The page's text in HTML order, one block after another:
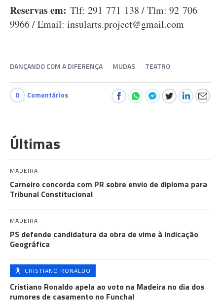
Reservas em: Tlf: 291 771 138 / Tlm: 92 706
9966 / Email: insularts.project@gmail.com
DANÇANDO COM A DIFERENÇA MUDAS TEATRO
0 Comentários
Últimas
MADEIRA
Carneiro concorda com PR sobre envio de diploma para
Tribunal Constitucional
MADEIRA
PS defende candidatura da obra de vime à Indicação
Geográfica
CRISTIANO RONALDO
Cristiano Ronaldo apela ao voto na Madeira no dia dos
rumores de casamento no Funchal